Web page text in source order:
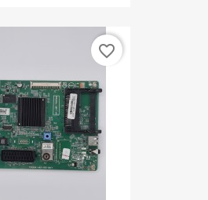
favorite_border